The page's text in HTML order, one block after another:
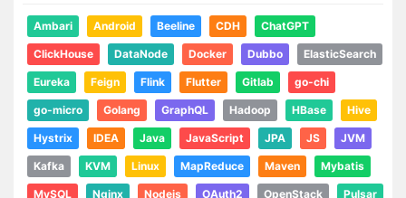
Ambari Android Beeline CDH ChatGPT
ClickHouse DataNode Docker Dubbo ElasticSearch
Eureka Feign Flink Flutter Gitlab go-chi
go-micro Golang GraphQL Hadoop HBase Hive
Hystrix IDEA Java JavaScript JPA JS JVM
Kafka KVM Linux MapReduce Maven Mybatis
MySQL Nginx Nodejs OAuth2 OpenStack Pulsar